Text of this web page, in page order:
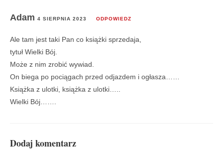
Adam 4 SIERPNIA 2023 ODPOWIEDZ
Ale tam jest taki Pan co książki sprzedaja,
tytuł Wielki Bój.
Może z nim zrobić wywiad.
On biega po pociągach przed odjazdem i ogłasza……
Książka z ulotki, książka z ulotki…..
Wielki Bój…….
Dodaj komentarz